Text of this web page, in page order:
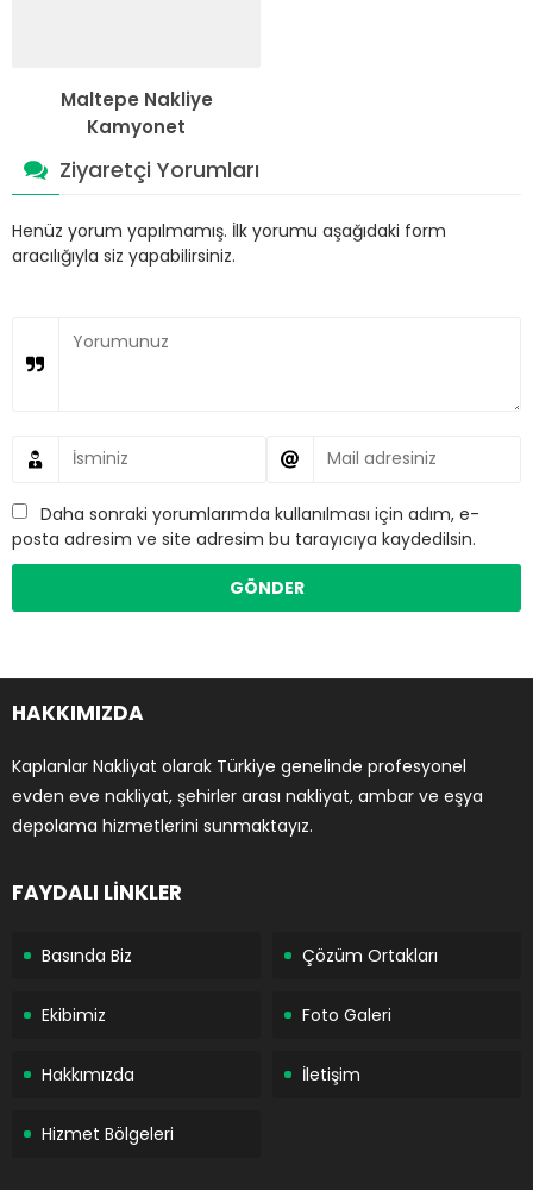
Maltepe Nakliye
Kamyonet
Ziyaretçi Yorumları
Henüz yorum yapılmamış. İlk yorumu aşağıdaki form
aracılığıyla siz yapabilirsiniz.
Daha sonraki yorumlarımda kullanılması için adım, e-
posta adresim ve site adresim bu tarayıcıya kaydedilsin.
HAKKIMIZDA
Kaplanlar Nakliyat olarak Türkiye genelinde profesyonel
evden eve nakliyat, şehirler arası nakliyat, ambar ve eşya
depolama hizmetlerini sunmaktayız.
FAYDALI LİNKLER
Basında Biz Çözüm Ortakları
Ekibimiz Foto Galeri
Hakkımızda İletişim
Hizmet Bölgeleri